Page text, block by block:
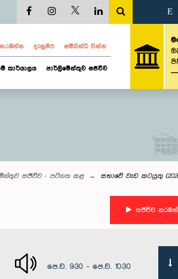
E
දැනුමට සම්බන්ධ වන්න
කාර්යාලය පාර්ලිමේන්තුව සජීවීව
සජීවීව - පටිගත කළ සභාවේ වැඩ කටයුතු
සජීවීව
පෙ.ව. 9:30 - පෙ.ව. 10:30